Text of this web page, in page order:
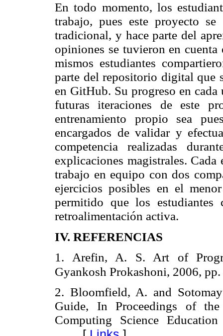
En todo momento, los
trabajo, pues este proyecto
tradicional, y hace parte del
opiniones se tuvieron en
mismos estudiantes
parte del repositorio digital que
en GitHub. Su progreso en
futuras iteraciones de este
entrenamiento propio sea
encargados de validar y
competencia realizadas
explicaciones magistrales.
trabajo en equipo con dos
ejercicios posibles en el
permitido que los
retroalimentación activa.
IV. REFERENCIAS
1. Arefin, A. S. Art of
Gyankosh Prokashoni, 2006,
2. Bloomfield, A. and
Guide, In Proceedings of
Computing Science